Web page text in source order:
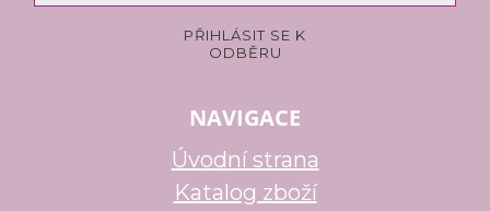
NAVIGACE
Úvodní strana
Katalog zboží